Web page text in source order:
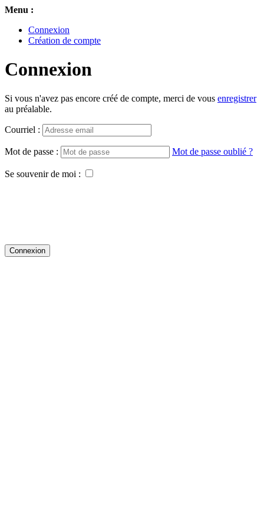
Menu :
Connexion
Création de compte
Connexion
Si vous n'avez pas encore créé de compte, merci de vous enregistrer
au préalable.
Courriel :
Mot de passe : Mot de passe oublié ?
Se souvenir de moi :
Connexion